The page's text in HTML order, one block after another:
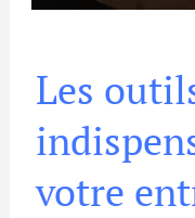
Les
votre
outils
digitaux
indispensables
pour
votre